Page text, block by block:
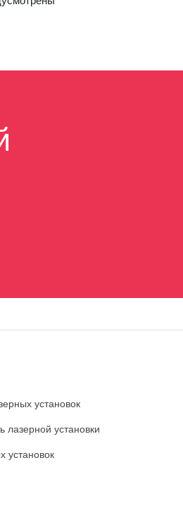
установок
лазерной установки
установок